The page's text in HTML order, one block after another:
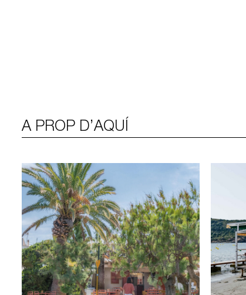
A PROP D’AQUÍ